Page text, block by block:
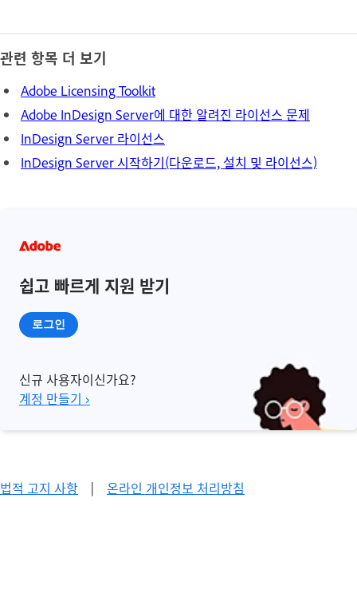
관련 항목 더 보기
Adobe Licensing Toolkit
Adobe InDesign Server에 대한 알려진 라이선스 문제
InDesign Server 라이선스
InDesign Server 시작하기(다운로드, 설치 및 라이선스)
쉽고 빠르게 지원 받기
로그인
신규 사용자이신가요?
계정 만들기 ›
법적 고지 사항 | 온라인 개인정보 처리방침